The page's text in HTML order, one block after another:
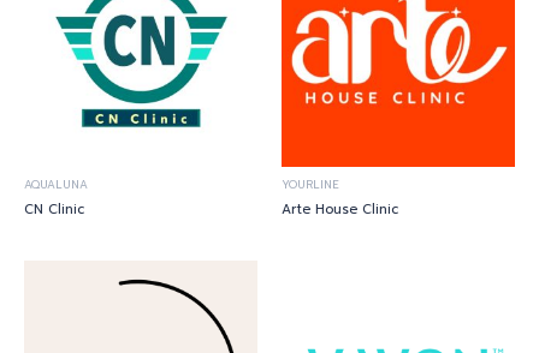
AQUALUNA
CN Clinic
YOURLINE
Arte House Clinic